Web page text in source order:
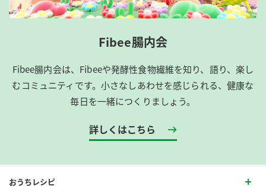
Fibee腸内会
Fibee腸内会は、​Fibeeや発酵性食物繊維を知り、語り、楽し
むコミュニティです。​小さなしあわせを感じられる、健康な
毎日を一緒につくりましょう。
詳しくはこちら
おうちレシピ